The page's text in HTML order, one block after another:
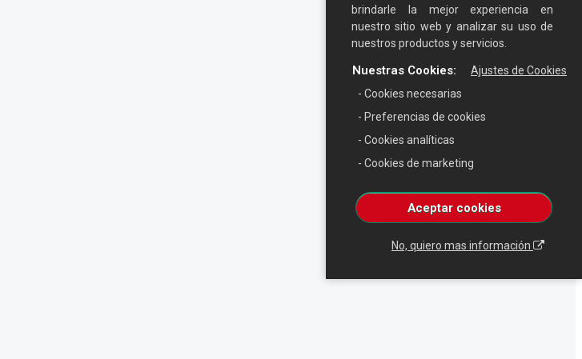
brindarle la mejor experiencia en
nuestro sitio web y analizar su uso de
nuestros productos y servicios.
Aceptar cookies
No, quiero mas información
Ajustes de Cookies
- Cookies necesarias
Nuestras Cookies:
- Preferencias de cookies
- Cookies analíticas
- Cookies de marketing